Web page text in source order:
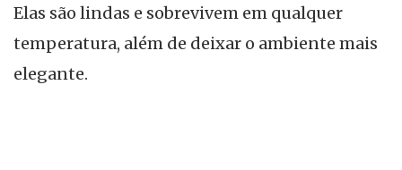
Elas são lindas e sobrevivem em qualquer
temperatura, além de deixar o ambiente mais
elegante.